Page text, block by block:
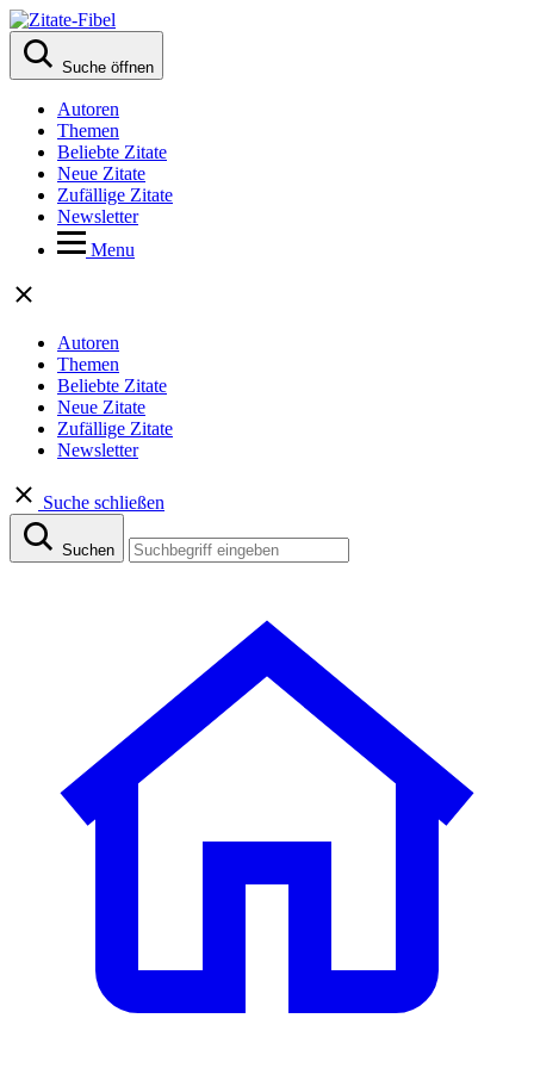
Suche öffnen
Autoren
Themen
Beliebte Zitate
Neue Zitate
Zufällige Zitate
Newsletter
Menu
Autoren
Themen
Beliebte Zitate
Neue Zitate
Zufällige Zitate
Newsletter
Suche schließen
Suchen